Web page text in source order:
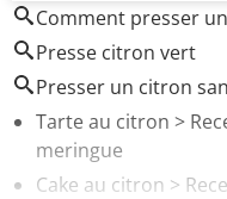
Comment presser
Presse citron vert
Presser un citron
Tarte au citron >
meringue
Cake au citron >